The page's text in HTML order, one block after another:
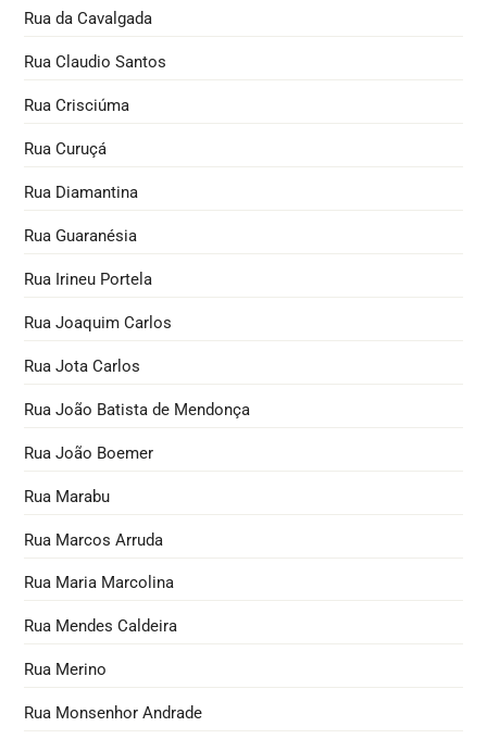
Rua da Cavalgada
Rua Claudio Santos
Rua Crisciúma
Rua Curuçá
Rua Diamantina
Rua Guaranésia
Rua Irineu Portela
Rua Joaquim Carlos
Rua Jota Carlos
Rua João Batista de Mendonça
Rua João Boemer
Rua Marabu
Rua Marcos Arruda
Rua Maria Marcolina
Rua Mendes Caldeira
Rua Merino
Rua Monsenhor Andrade